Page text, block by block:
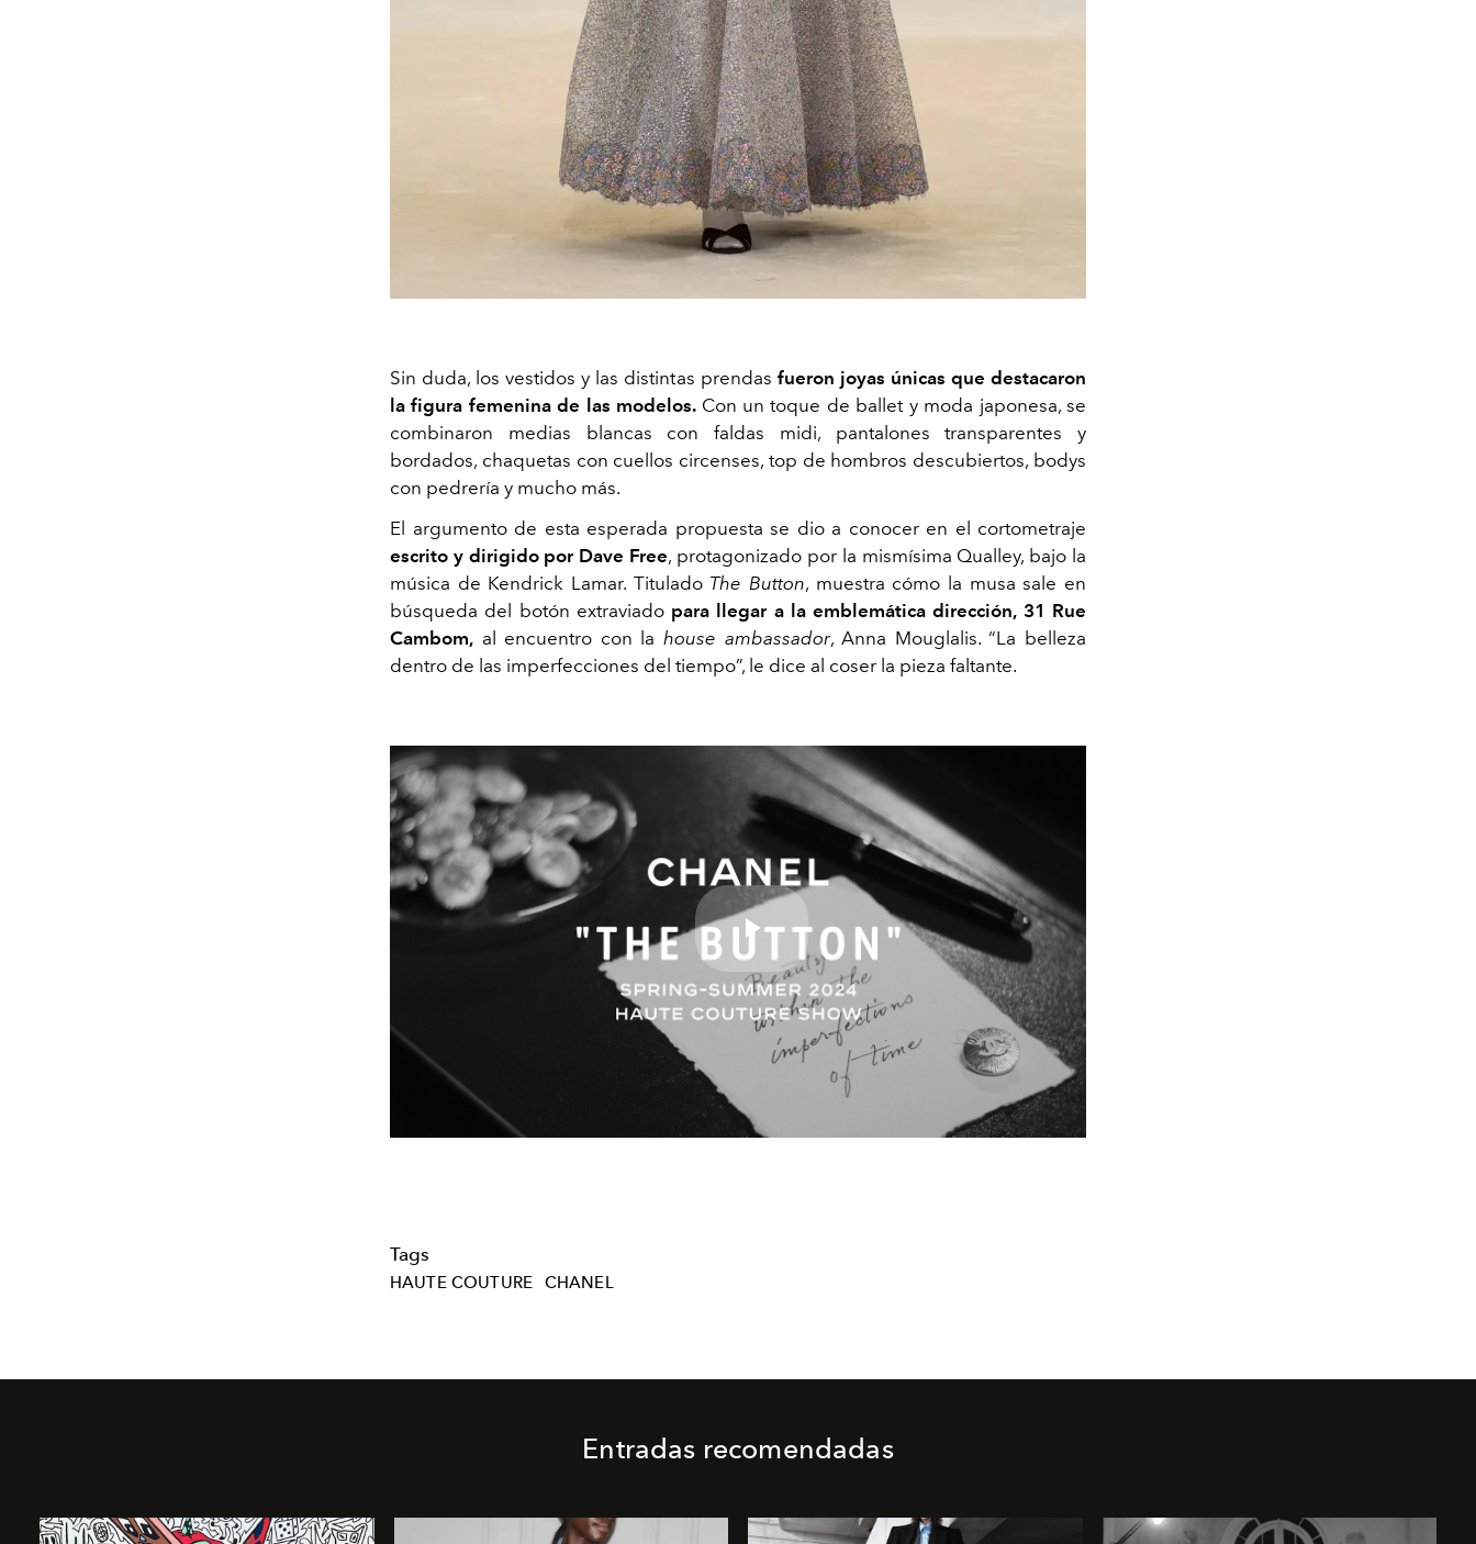
Sin duda, los vestidos y las distintas prendas fueron joyas únicas que destacaron
la figura femenina de las modelos. Con un toque de ballet y moda japonesa, se
combinaron medias blancas con faldas midi, pantalones transparentes y
bordados, chaquetas con cuellos circenses, top de hombros descubiertos, bodys
con pedrería y mucho más.
El argumento de esta esperada propuesta se dio a conocer en el cortometraje
escrito y dirigido por Dave Free, protagonizado por la mismísima Qualley, bajo la
música de Kendrick Lamar. Titulado The Button, muestra cómo la musa sale en
búsqueda del botón extraviado para llegar a la emblemática dirección, 31 Rue
Cambom, al encuentro con la house ambassador, ​​Anna Mouglalis. “La belleza
dentro de las imperfecciones del tiempo”, le dice al coser la pieza faltante.
Play
Video
Tags
HAUTE COUTURE CHANEL
Entradas recomendadas